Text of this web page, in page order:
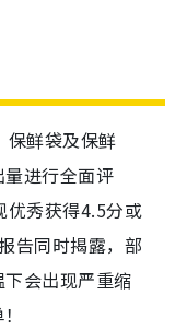
保鲜袋及保鲜
进行全面评
优秀获得4.5分或
告同时揭露，部
会出现严重缩